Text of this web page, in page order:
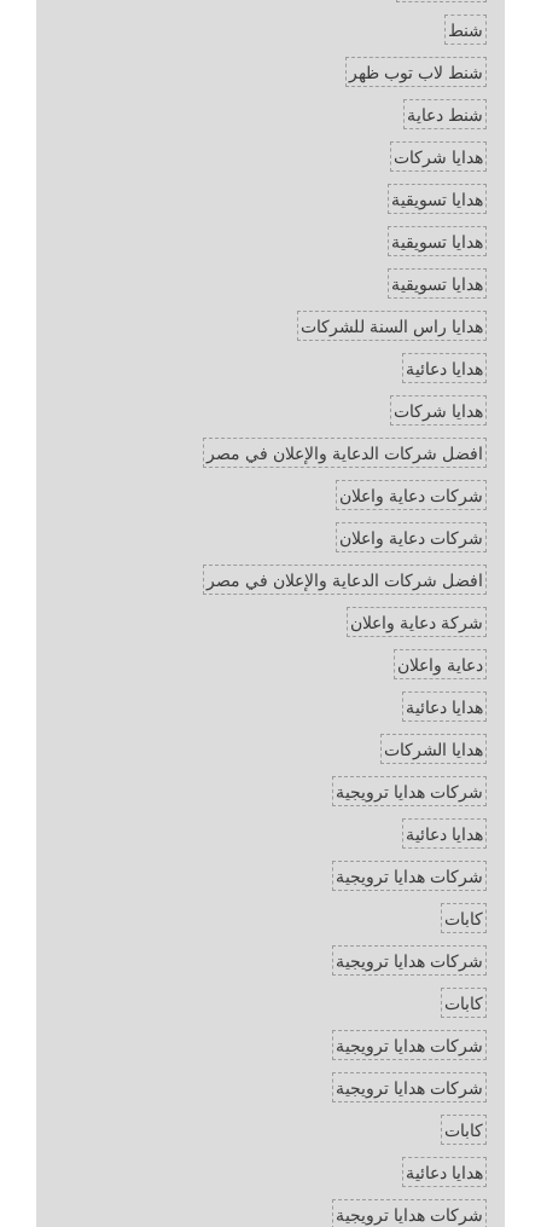
شنط
شنط لاب توب ظهر
شنط دعاية
هدايا شركات
هدايا تسويقية
هدايا تسويقية
هدايا تسويقية
هدايا راس السنة للشركات
هدايا دعائية
هدايا شركات
افضل شركات الدعاية والإعلان في مصر
شركات دعاية واعلان
شركات دعاية واعلان
افضل شركات الدعاية والإعلان في مصر
شركة دعاية واعلان
دعاية واعلان
هدايا دعائية
هدايا الشركات
شركات هدايا ترويجية
هدايا دعائية
شركات هدايا ترويجية
كابات
شركات هدايا ترويجية
كابات
شركات هدايا ترويجية
شركات هدايا ترويجية
كابات
هدايا دعائية
شركات هدايا ترويجية